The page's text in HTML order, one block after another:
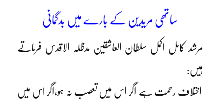
ساتھی مریدین کے بارے میں بدگمانی
مرشد کامل اکمل سلطان العاشقین مدظلہ الاقدس فرماتے
ہیں:
اختلاف رحمت ہے اگر اس میں تعصب نہ ہو،اگر اس میں